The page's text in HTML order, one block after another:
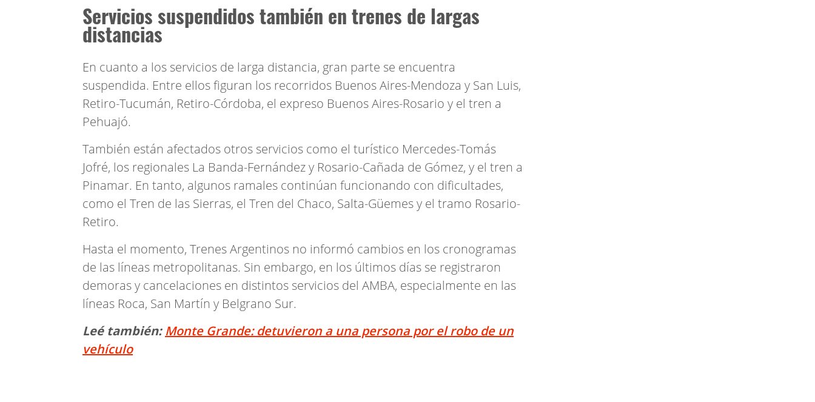
Servicios suspendidos también en trenes de largas
distancias
En cuanto a los servicios de larga distancia, gran parte se encuentra
suspendida. Entre ellos figuran los recorridos Buenos Aires-Mendoza y San Luis,
Retiro-Tucumán, Retiro-Córdoba, el expreso Buenos Aires-Rosario y el tren a
Pehuajó.
También están afectados otros servicios como el turístico Mercedes-Tomás
Jofré, los regionales La Banda-Fernández y Rosario-Cañada de Gómez, y el tren a
Pinamar. En tanto, algunos ramales continúan funcionando con dificultades,
como el Tren de las Sierras, el Tren del Chaco, Salta-Güemes y el tramo Rosario-
Retiro.
Hasta el momento, Trenes Argentinos no informó cambios en los cronogramas
de las líneas metropolitanas. Sin embargo, en los últimos días se registraron
demoras y cancelaciones en distintos servicios del AMBA, especialmente en las
líneas Roca, San Martín y Belgrano Sur.
Leé también: Monte Grande: detuvieron a una persona por el robo de un
vehículo